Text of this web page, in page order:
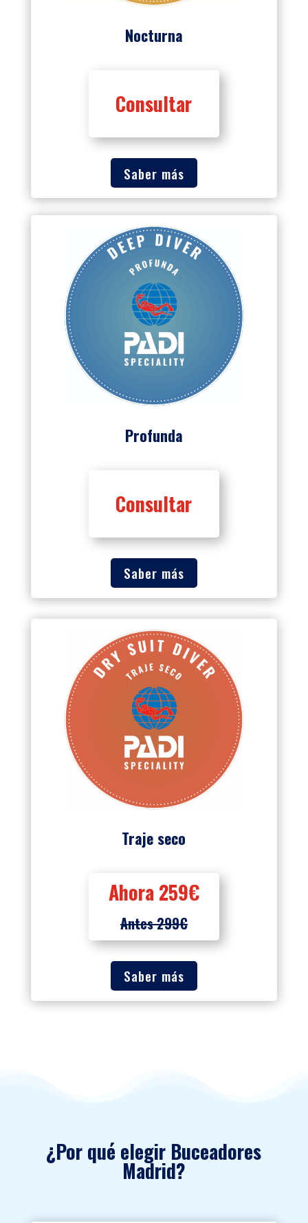
Nocturna
Consultar
Saber más
Profunda
Consultar
Saber más
Traje seco
Ahora 259€
Antes 299€
Saber más
¿Por qué elegir Buceadores
Madrid?